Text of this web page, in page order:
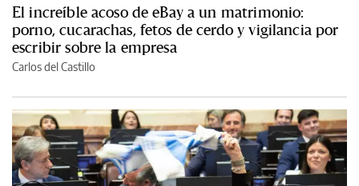
El increíble acoso de eBay a un matrimonio:
porno, cucarachas, fetos de cerdo y vigilancia por
escribir sobre la empresa
Carlos del Castillo